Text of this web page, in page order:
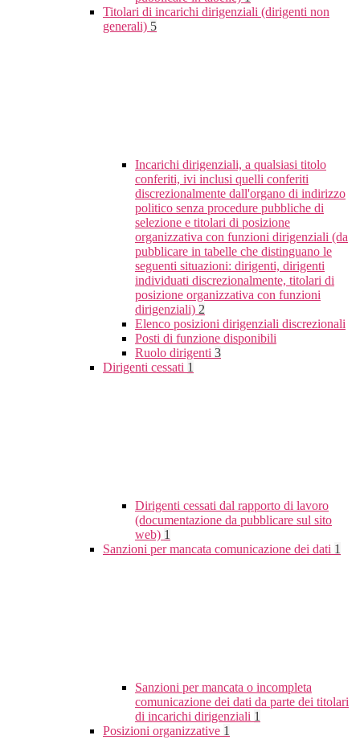
Titolari di incarichi dirigenziali (dirigenti non
generali) 5
Incarichi dirigenziali, a qualsiasi titolo
conferiti, ivi inclusi quelli conferiti
discrezionalmente dall'organo di indirizzo
politico senza procedure pubbliche di
selezione e titolari di posizione
organizzativa con funzioni dirigenziali (da
pubblicare in tabelle che distinguano le
seguenti situazioni: dirigenti, dirigenti
individuati discrezionalmente, titolari di
posizione organizzativa con funzioni
dirigenziali) 2
Elenco posizioni dirigenziali discrezionali
Posti di funzione disponibili
Ruolo dirigenti 3
Dirigenti cessati 1
Dirigenti cessati dal rapporto di lavoro
(documentazione da pubblicare sul sito
web) 1
Sanzioni per mancata comunicazione dei dati 1
Sanzioni per mancata o incompleta
comunicazione dei dati da parte dei titolari
di incarichi dirigenziali 1
Posizioni organizzative 1